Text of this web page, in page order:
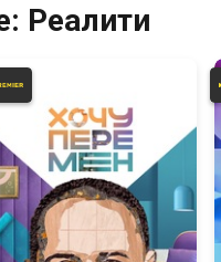
Реалити